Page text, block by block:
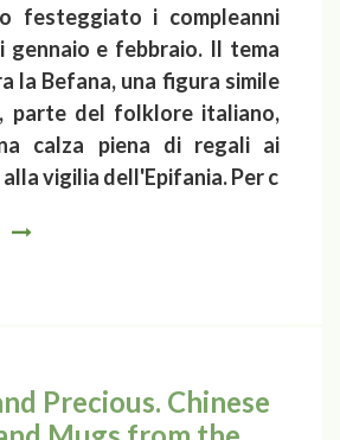
festeggiato i compleanni
gennaio e febbraio. Il tema
la Befana, una figura simile
parte del folklore italiano,
calza piena di regali ai
alla vigilia dell'Epifania. Per c
Precious. Chinese